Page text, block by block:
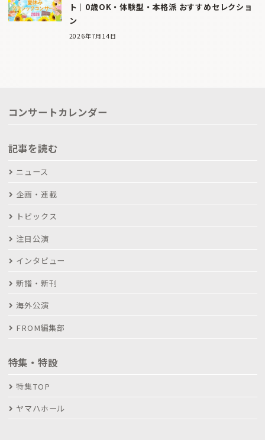
ト｜0歳OK・体験型・本格派 おすすめセレクショ
ン
2026年7月14日
コンサートカレンダー
記事を読む
ニュース
企画・連載
トピックス
注目公演
インタビュー
新譜・新刊
海外公演
FROM編集部
特集・特設
特集TOP
ヤマハホール